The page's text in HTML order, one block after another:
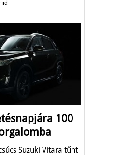
100
Suzuki Vitara tűnt